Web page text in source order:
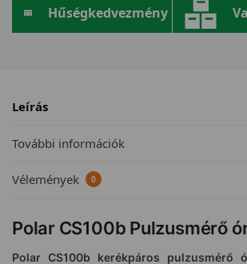
Hűségkedvezmény
Leírás
További információk
Vélemények 0
Polar CS100b Pulzusmérő
Polar CS100b kerékpáros pulzusmérő